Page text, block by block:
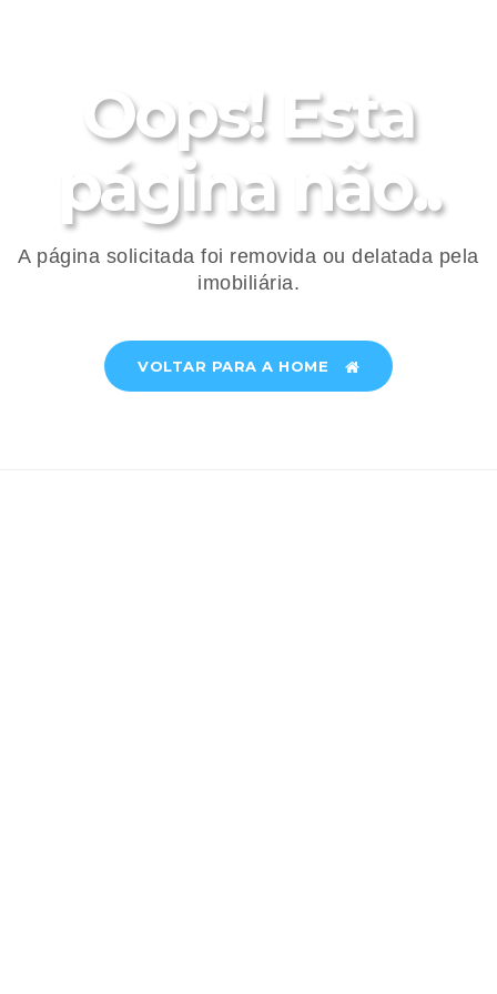
Oops! Esta
página não..
A página solicitada foi removida ou delatada pela
imobiliária.
VOLTAR PARA A HOME